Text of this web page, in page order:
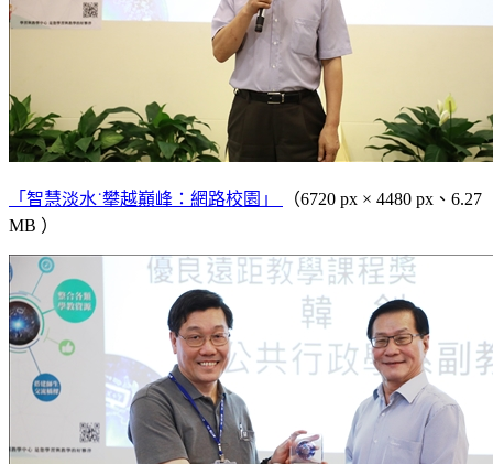
「智慧淡水˙攀越巔峰：網路校園」
（6720 px × 4480 px、6.27
MB ）